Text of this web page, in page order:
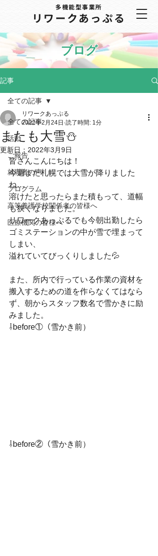
多機能型事業所
​リワークあっぷる
ブログ
記事
全ての記事
活動
ご報告
就職者の声
プログラム
高等養護学校関係者の皆様へ
医療機関の皆様へ
全ての記事
またも大雪⛄
リワークあっぷる
2022年2月24日 読了時間: 1分
更新日： 2022年3月9日
皆さんこんにちは！
今週また札幌では大雪が降りました
ね…
溶けたと思ったらまた積もって、道幅
も狭くなりました。
リワークあっぷるでも今朝出勤したら
ゴミステーションの中が雪で埋まって
しまい、
溢れていてびっくりしました💦
また、所内で行っている作業の資材を
搬入するための道を作らなくてはなら
ず、朝からスタッフ数名で雪かきに励
みました。
⇩before①（雪かき前）
⇩before②（雪かき前）